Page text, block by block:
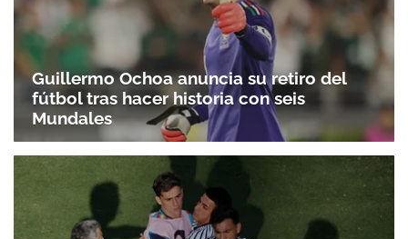
Guillermo Ochoa anuncia su retiro del
fútbol tras hacer historia con seis
Mundales